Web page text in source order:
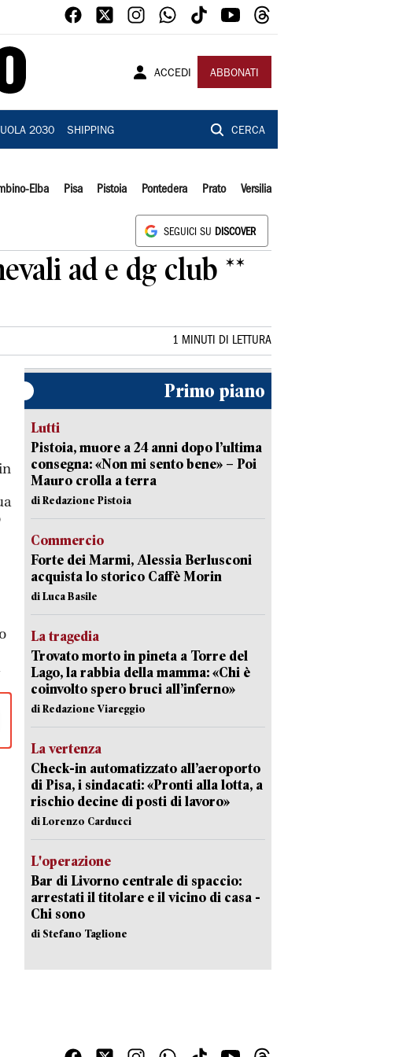
ACCEDI ABBONATI
2030 SHIPPING CERCA
Elba Pisa Pistoia Pontedera Prato Versilia
SEGUICI SU DISCOVER
ad e dg club **
1 MINUTI DI LETTURA
Primo piano
Lutti
Pistoia, muore a 24 anni dopo l’ultima
consegna: «Non mi sento bene» – Poi
Mauro crolla a terra
di Redazione Pistoia
Commercio
Forte dei Marmi, Alessia Berlusconi
acquista lo storico Caffè Morin
di Luca Basile
La tragedia
Trovato morto in pineta a Torre del
Lago, la rabbia della mamma: «Chi è
coinvolto spero bruci all’inferno»
di Redazione Viareggio
La vertenza
Check-in automatizzato all’aeroporto
di Pisa, i sindacati: «Pronti alla lotta, a
rischio decine di posti di lavoro»
di Lorenzo Carducci
L'operazione
Bar di Livorno centrale di spaccio:
arrestati il titolare e il vicino di casa -
Chi sono
di Stefano Taglione